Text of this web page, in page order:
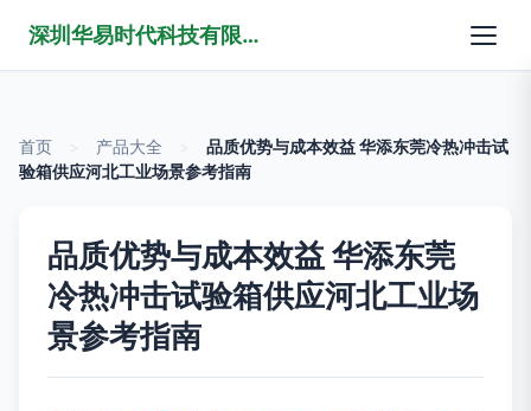
深圳华易时代科技有限公司
首页 产品大全
品质优势与成本效益 华添东莞冷热冲击试
验箱供应河北工业场景参考指南
品质优势与成本效益 华添东莞
冷热冲击试验箱供应河北工业场
景参考指南